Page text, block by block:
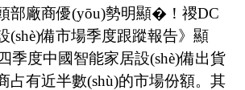
頭部廠商優(yōu)勢明顯�！禝DC
(shè)備市場季度跟蹤報告》顯
季度中國智能家居設(shè)備出貨
有近半數(shù)的市場份額。其